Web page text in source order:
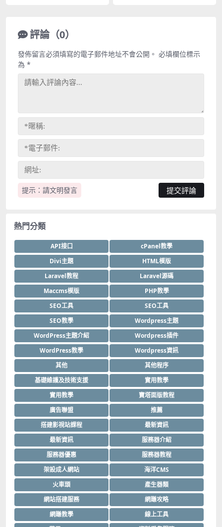
評論（0）
提示：請文明發言
發佈留言必須填寫的電子郵件地址不會公開。 必填欄位標示
為 *
熱門分類
API接口
cPanel教學
Divi主題
HTML模版
Laravel教程
Laravel源碼
Maccms模版
PHP教學
SEO工具
SEO工具
SEO教學
Wordpress主題
WordPress主題介紹
Wordpress插件
WordPress教學
Wordpress資訊
其他
其他程序
基礎維護及技術支援
實用教學
實用教學
寶塔面版教程
廣告聯盟
推薦
搭建影視站課程
最新資訊
最新資訊
服務器介紹
服務器優惠
服務器教程
架設成人網站
海洋CMS
火車頭
產生器類
網站搭建服務
網賺攻略
網賺教學
線上工具